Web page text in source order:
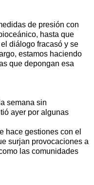
de presión con
hasta que
diálogo fracasó y se
estamos haciendo
que depongan esa
semana sin
ayer por algunas
hace gestiones con el
surjan provocaciones a
las comunidades